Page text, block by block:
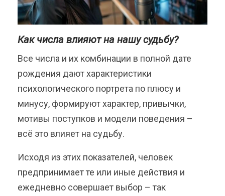
Как числа влияют на нашу судьбу?
Все числа и их комбинации в полной дате
рождения дают характеристики
психологического портрета по плюсу и
минусу, формируют характер, привычки,
мотивы поступков и модели поведения –
всё это влияет на судьбу.
Исходя из этих показателей, человек
предпринимает те или иные действия и
ежедневно совершает выбор – так